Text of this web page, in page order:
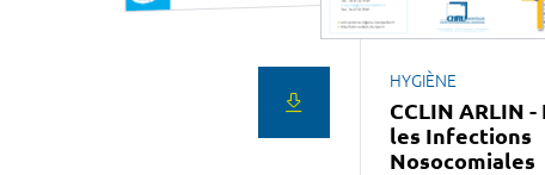
HYGIÈNE
CCLIN ARLIN
les Infections
Nosocomiales